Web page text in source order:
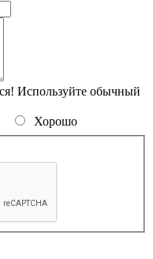
Используйте обычный
Хорошо